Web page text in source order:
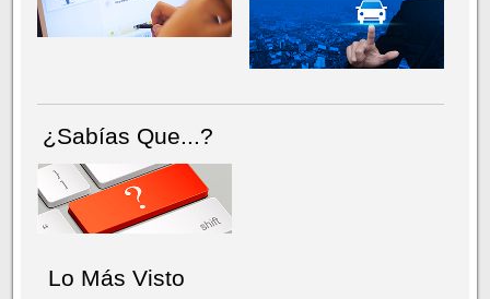
¿Sabías Que...?
Lo Más Visto